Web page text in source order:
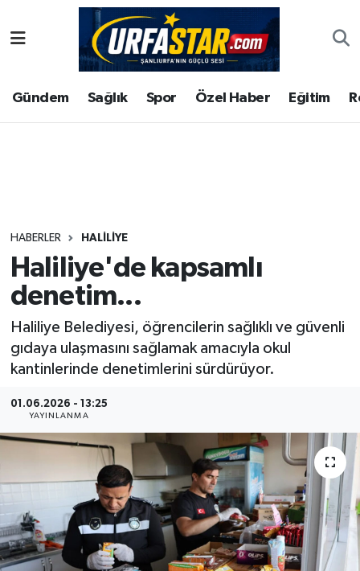
Gündem Sağlık Spor Özel Haber Eğitim
HABERLER HALİLİYE
Haliliye'de kapsamlı
denetim...
Haliliye Belediyesi, öğrencilerin sağlıklı ve güvenli
gıdaya ulaşmasını sağlamak amacıyla okul
kantinlerinde denetimlerini sürdürüyor.
01.06.2026 - 13:25
YAYINLANMA
ASAYİS
ÇEVRE
Gündem
Kültür
Magazin
Şanlıurfa Nöbetçi Eczaneler
Şanlıurfa Hava Durumu
Tüm Manşetler
Son Dakika Haberleri
Haber Arşivi